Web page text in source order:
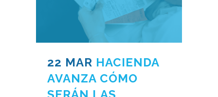
22 MAR HACIENDA
AVANZA CÓMO